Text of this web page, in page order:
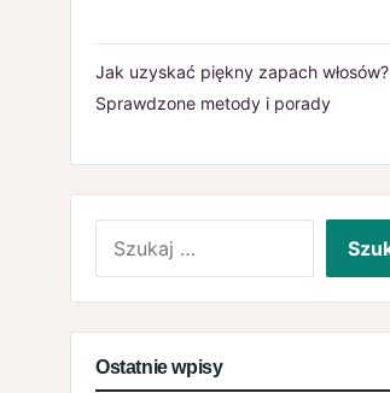
Jak uzyskać piękny zapach włosów?
Sprawdzone metody i porady
Ostatnie wpisy